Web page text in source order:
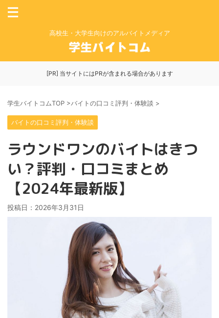
高校生・大学生向けのアルバイトメディア
[PR] 当サイトにはPRが含まれる場合があります
学生バイトコムTOP >バイトの口コミ評判・体験談 >
バイトの口コミ評判・体験談
ラウンドワンのバイトはきつ
い？評判・口コミまとめ
【2024年最新版】
投稿日： 2026年3月31日